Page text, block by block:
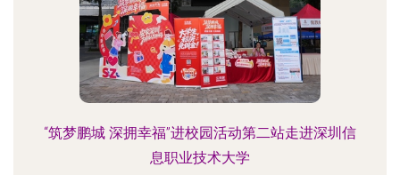
“筑梦鹏城 深拥幸福”进校园活动第二站走进深圳信
息职业技术大学